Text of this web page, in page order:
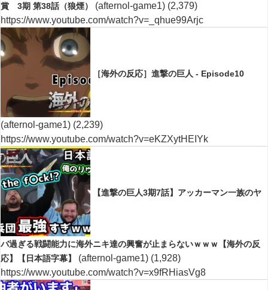
賞 3期 第38話（狼煙） (afternol-game1) (2,379)
https://www.youtube.com/watch?v=_qhue99Arjc
［海外の反応］進撃の巨人 - Episode10
(afternol-game1) (2,239)
https://www.youtube.com/watch?v=eKZXytHEIYk
【進撃の巨人3期7話】アッカーマン一族のヤ
バ過ぎる戦闘能力に海外ニキ達の興奮が止まらないｗｗｗ【海外の反
応】【日本語字幕】
(afternol-game1) (1,928)
https://www.youtube.com/watch?v=x9fRHiasVg8